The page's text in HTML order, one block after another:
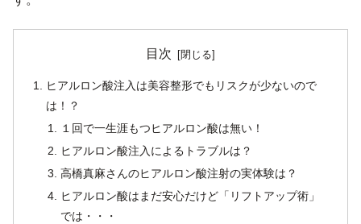
目次
ヒアルロン酸注入は美容整形でもリスクが少ないので
は！？
１回で一生涯もつヒアルロン酸は無い！
ヒアルロン酸注入によるトラブルは？
高橋真麻さんのヒアルロン酸注射の実体験は？
ヒアルロン酸はまだ安心だけど「リフトアップ術」
では・・・